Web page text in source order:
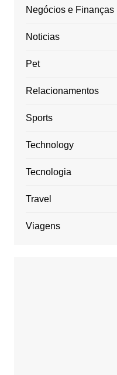
Negócios e Finanças
Noticias
Pet
Relacionamentos
Sports
Technology
Tecnologia
Travel
Viagens